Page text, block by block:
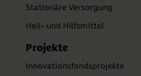
Stationäre Versorgung
Heil- und Hilfsmittel
Projekte
Innovationsfondsprojekte